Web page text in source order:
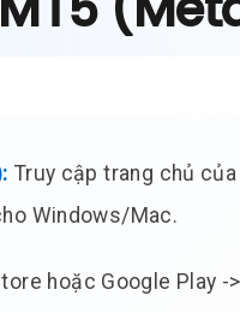
Truy cập trang chủ
Windows/Mac.
hoặc Google Play -